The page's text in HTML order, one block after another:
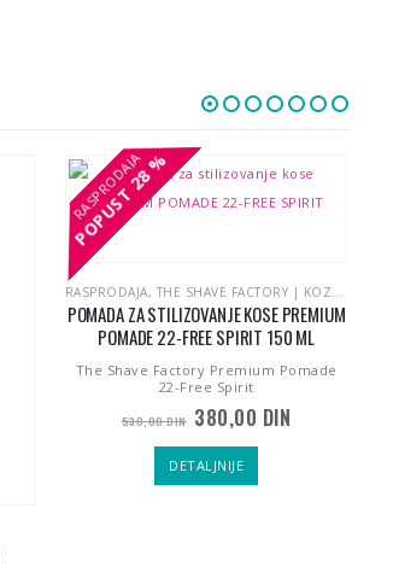
POPUST
28 %
POPUST
28 %
RASPRODAJA, THE SHAVE FACTORY | KOZMETIKA ZA MUŠKARCE
POMADA ZA STILIZOVANJE KOSE PREMIUM
POMADE 22-FREE SPIRIT 150 ML
The Shave Factory Premium Pomade
22-Free Spirit
530,00DIN Originalna
cena
je
bila:
530,00 DIN.
380,00 DIN
DETALJNIJE